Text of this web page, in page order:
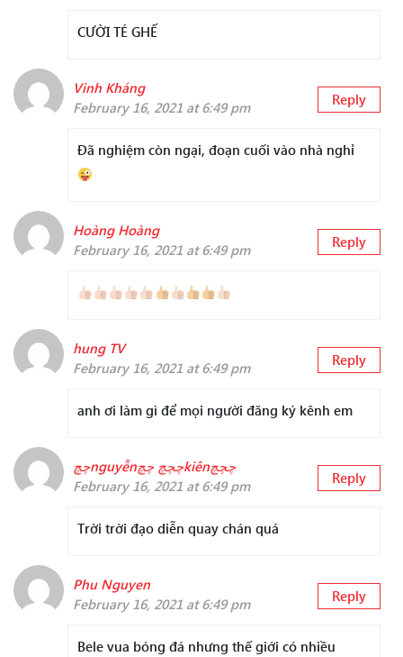
CƯỜI TÉ GHẾ
Vinh Kháng
February 16, 2021 at 6:49 pm
Reply
Đã nghiệm còn ngại, đoạn cuối vào nhà nghỉ
Hoàng Hoàng
February 16, 2021 at 6:49 pm
Reply
hung TV
February 16, 2021 at 6:49 pm
Reply
anh ơi làm gì để mọi người đăng ký kênh em
چچnguyễnچچچ چچkiênچچچ
February 16, 2021 at 6:49 pm
Reply
Trời trời đạo diễn quay chán quá
Phu Nguyen
February 16, 2021 at 6:49 pm
Reply
Bele vua bóng đá nhưng thế giới có nhiều